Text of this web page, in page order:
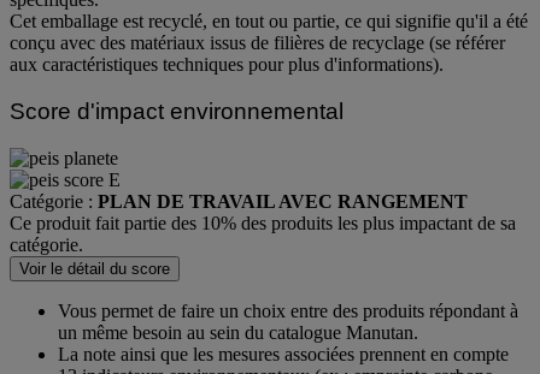
Cet emballage est recyclé, en tout ou partie, ce qui signifie qu'il a été
conçu avec des matériaux issus de filières de recyclage (se référer
aux caractéristiques techniques pour plus d'informations).
Score d'impact environnemental
Catégorie : PLAN DE TRAVAIL AVEC RANGEMENT
Ce produit fait partie des 10% des produits les plus impactant de sa
catégorie.
Voir le détail du score
Vous permet de faire un choix entre des produits répondant à
un même besoin au sein du catalogue Manutan.
La note ainsi que les mesures associées prennent en compte